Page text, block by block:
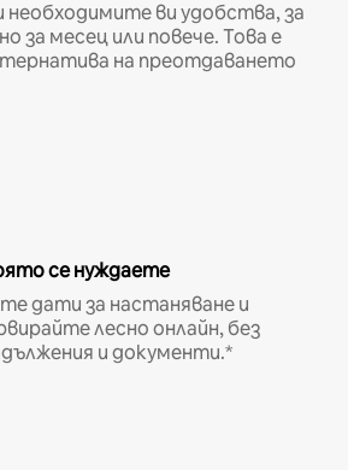
необходимите ви удобства, за
за месец или повече. Това е
на преотдаването
се нуждаете
дати за настаняване и
лесно онлайн, без
и документи.*